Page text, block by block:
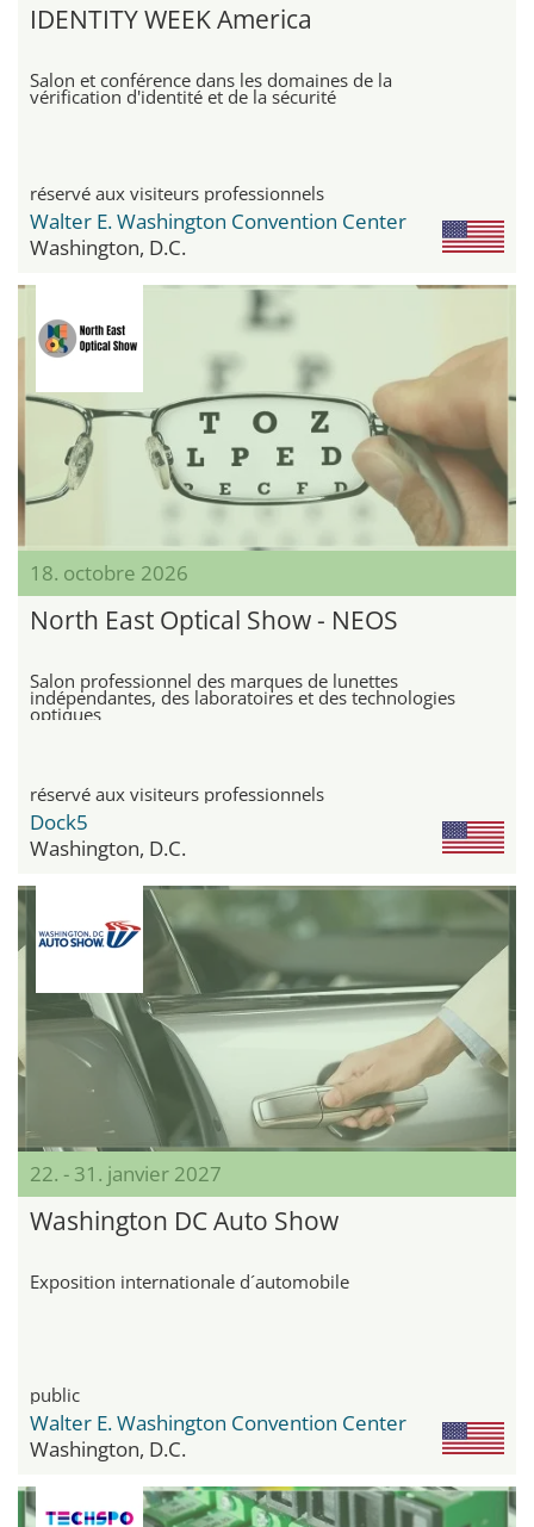
IDENTITY WEEK America
Salon et conférence dans les domaines de la
vérification d'identité et de la sécurité
réservé aux visiteurs professionnels
Walter E. Washington Convention Center
Washington, D.C.
18. octobre 2026
North East Optical Show - NEOS
Salon professionnel des marques de lunettes
indépendantes, des laboratoires et des technologies
optiques
réservé aux visiteurs professionnels
Dock5
Washington, D.C.
22. - 31. janvier 2027
Washington DC Auto Show
Exposition internationale d´automobile
public
Walter E. Washington Convention Center
Washington, D.C.